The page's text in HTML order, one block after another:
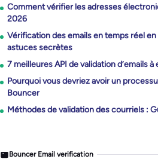
Comment vérifier les adresses
2026
Vérification des emails en temps réel
astuces secrètes
7 meilleures API de validation d’emails
Pourquoi vous devriez avoir un
Bouncer
Méthodes de validation des courriels :
Bouncer Email verification